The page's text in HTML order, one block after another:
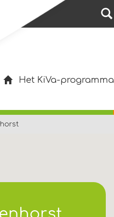
Het KiVa-programma